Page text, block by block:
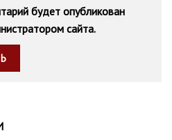
будет опубликован
сайта.